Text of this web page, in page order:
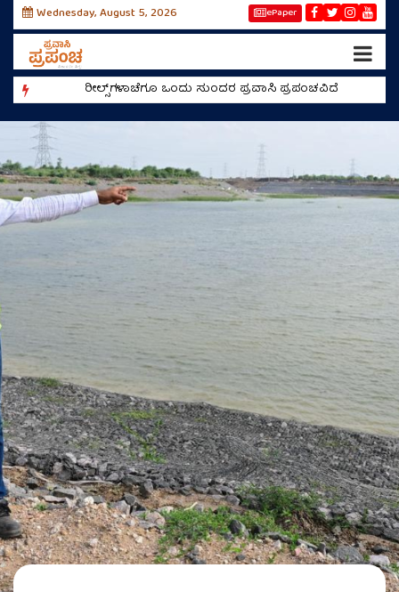
Wednesday, August 5, 2026 ePaper
ರೀಲ್ಸ್‌ಗಳಾಚೆಗೂ ಒಂದು ಸುಂದರ ಪ್ರವಾಸಿ ಪ್ರಪಂಚವಿದೆ